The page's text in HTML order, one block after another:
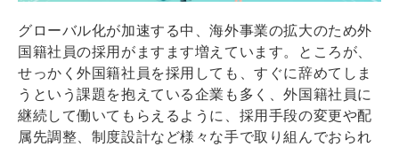
グローバル化が加速する中、海外事業の拡大のため外
国籍社員の採用がますます増えています。ところが、
せっかく外国籍社員を採用しても、すぐに辞めてしま
うという課題を抱えている企業も多く、外国籍社員に
継続して働いてもらえるように、採用手段の変更や配
属先調整、制度設計など様々な手で取り組んでおられ